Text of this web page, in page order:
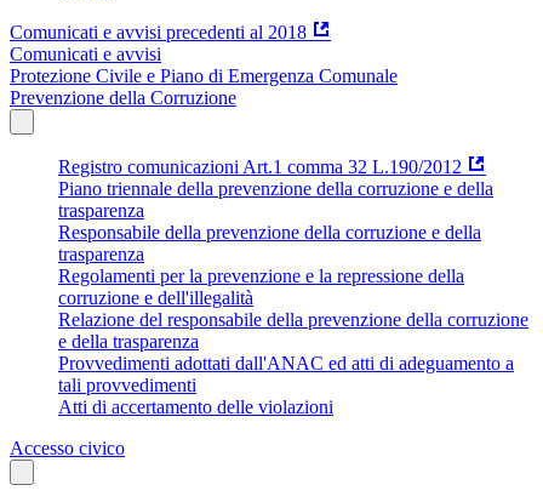
Comunicati e avvisi precedenti al 2018
Comunicati e avvisi
Protezione Civile e Piano di Emergenza Comunale
Prevenzione della Corruzione
Registro comunicazioni Art.1 comma 32 L.190/2012
Piano triennale della prevenzione della corruzione e della
trasparenza
Responsabile della prevenzione della corruzione e della
trasparenza
Regolamenti per la prevenzione e la repressione della
corruzione e dell'illegalità
Relazione del responsabile della prevenzione della corruzione
e della trasparenza
Provvedimenti adottati dall'ANAC ed atti di adeguamento a
tali provvedimenti
Atti di accertamento delle violazioni
Accesso civico